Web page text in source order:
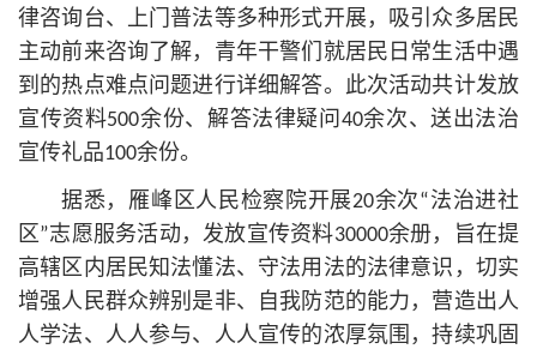
律咨询台、上门普法等多种形式开展，吸引众多居民
主动前来咨询了解，青年干警们就居民日常生活中遇
到的热点难点问题进行详细解答。此次活动共计发放
宣传资料500余份、解答法律疑问40余次、送出法治
宣传礼品100余份。
据悉，雁峰区人民检察院开展20余次“法治进社
区”志愿服务活动，发放宣传资料30000余册，旨在提
高辖区内居民知法懂法、守法用法的法律意识，切实
增强人民群众辨别是非、自我防范的能力，营造出人
人学法、人人参与、人人宣传的浓厚氛围，持续巩固